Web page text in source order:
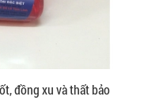
đồng xu và thất bảo